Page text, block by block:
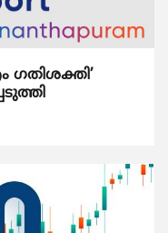
ഗതിശക്തി’